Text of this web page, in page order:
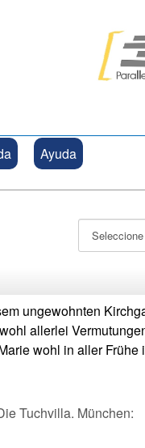
Ayuda
ungewohnten
allerlei
wohl in aller Frühe
Tuchvilla. München: